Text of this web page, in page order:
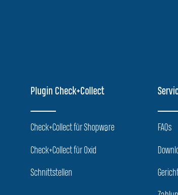
Plugin Check+Collect
Check+Collect für Shopware
Check+Collect für Oxid
Schnittstellen
FAQs